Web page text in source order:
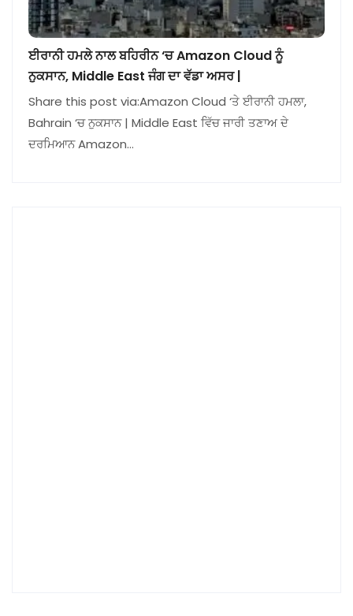
ਈਰਾਨੀ ਹਮਲੇ ਨਾਲ ਬਹਿਰੀਨ ‘ਚ Amazon Cloud ਨੂੰ
ਨੁਕਸਾਨ, Middle East ਜੰਗ ਦਾ ਵੱਡਾ ਅਸਰ |
Share this post via:Amazon Cloud ‘ਤੇ ਈਰਾਨੀ ਹਮਲਾ,
Bahrain ‘ਚ ਨੁਕਸਾਨ | Middle East ਵਿੱਚ ਜਾਰੀ ਤਣਾਅ ਦੇ
ਦਰਮਿਆਨ Amazon…